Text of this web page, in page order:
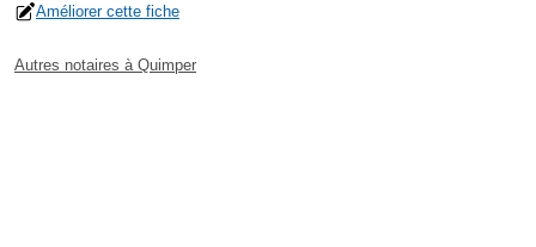
Améliorer cette fiche
Autres notaires à Quimper